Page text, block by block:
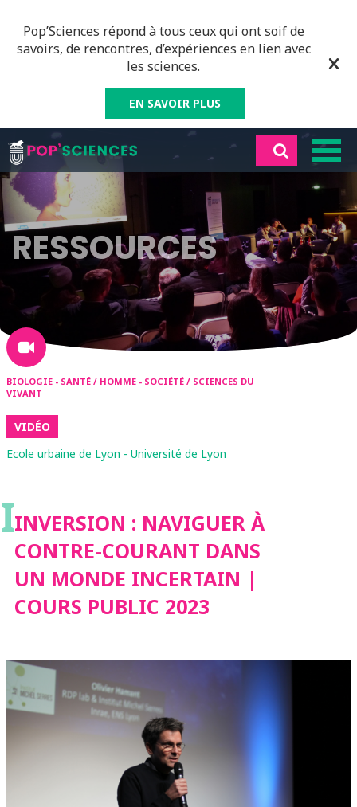
Pop’Sciences répond à tous ceux qui ont soif de
savoirs, de rencontres, d’expériences en lien avec
les sciences.
EN SAVOIR PLUS
RESSOURCES
BIOLOGIE - SANTÉ / HOMME - SOCIÉTÉ / SCIENCES DU
VIVANT
VIDÉO
Ecole urbaine de Lyon - Université de Lyon
IINVERSION : NAVIGUER À
CONTRE-COURANT DANS
UN MONDE INCERTAIN |
COURS PUBLIC 2023